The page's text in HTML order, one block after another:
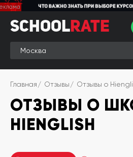
School
Rate
Рейтинг
Online-
рейтинг
Отзывы
студентов
SchoolRate
Главная Отзывы Отзывы о
ОТЗЫВЫ О
HIENGLISH